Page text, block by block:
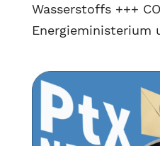
Wasserstoffs +++
Energieministerium